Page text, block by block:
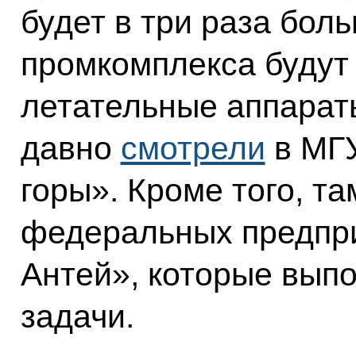
будет в три раза
промкомплекса
летательные
давно смотрели в
горы». Кроме того,
федеральных
Антей», которые
задачи.